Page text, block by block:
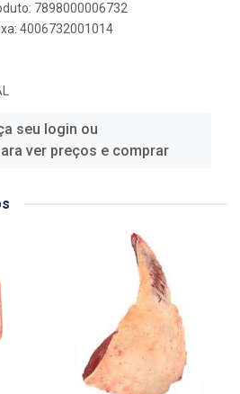
7898000006732
4006732001014
seu login ou
ver preços e comprar